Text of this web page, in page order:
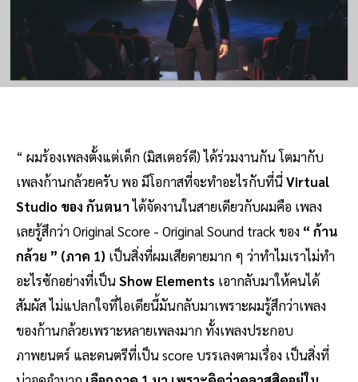
“ ผมร้องเพลงตั้งแต่เด็ก (มิสเตอร์ดี) ได้ร่วมงานกัน โตมากับ
เพลงก้านกล้วยครับ พอ มีโอกาสที่จะทำอะไรกับที่นี่Virtual
Studio ของ กันตนาได้จัดงานในสายเดียวกับผมคือ เพลง
เลยรู้สึกว่า Original Score - Original Sound track ของ “ ก้าน
กล้วย ” (ภาค 1) เป็นสิ่งที่ผมเสียดายมาก ๆ ว่าทำไมเราไม่ทำ
อะไรซักอย่างที่เป็นShow Elements เอากลับมาให้คนได้
สัมผัส ไม่แปลกใจที่ไอเดียนี้มันกลับมาเพราะผมรู้สึกว่าเพลง
ของก้านกล้วยเพราะหลายเพลงมาก ทั้งเพลงประกอบ
ภาพยนตร์ และดนตรีที่เป็น score บรรเลงตามเรื่อง เป็นสิ่งที่